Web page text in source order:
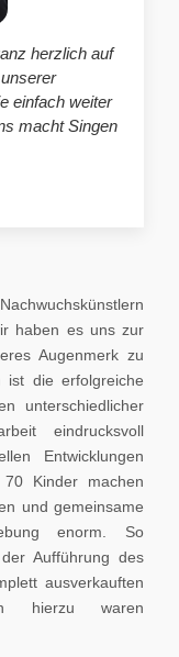
herzlich auf
einfach weiter
macht Singen
haben es uns zur
Augenmerk zu
ist die erfolgreiche
unterschiedlicher
eindrucksvoll
Entwicklungen
Kinder machen
und gemeinsame
enorm. So
Aufführung des
ausverkauften
hierzu waren